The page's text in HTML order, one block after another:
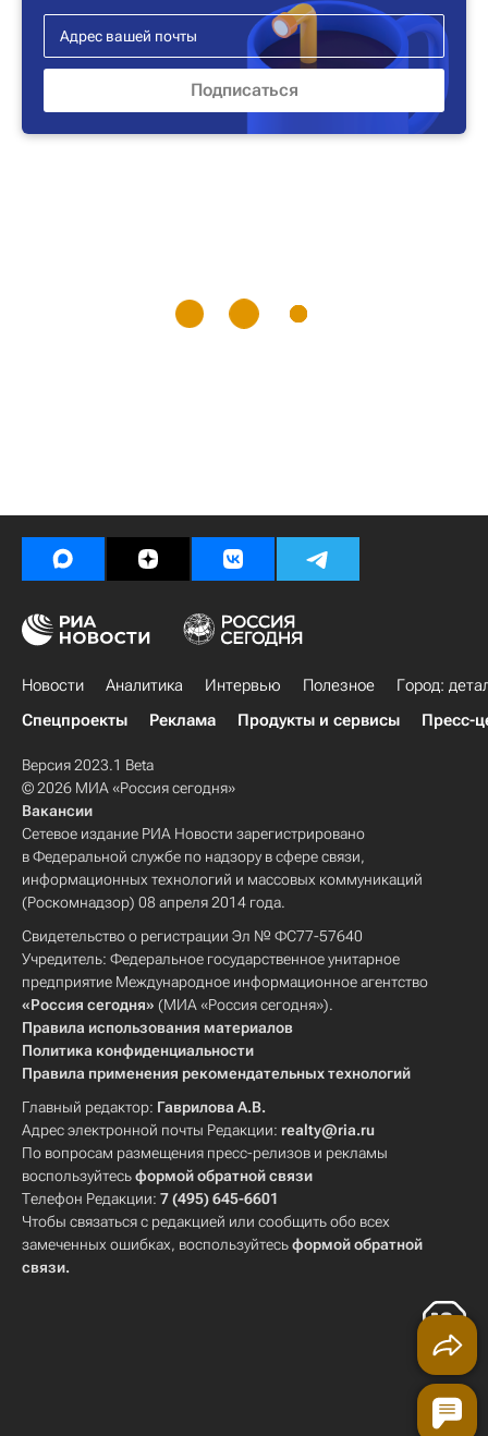
Новости Аналитика Интервью Полезное
Город:
Спецпроекты
Реклама Продукты и сервисы Пресс-
Версия 2023.1 Beta
© 2026 МИА «Россия сегодня»
Вакансии
Сетевое издание РИА Новости зарегистрировано
в Федеральной службе по надзору в сфере связи,
информационных технологий и массовых коммуникаций
(Роскомнадзор) 08 апреля 2014 года.
Свидетельство о регистрации Эл № ФС77-57640
Учредитель: Федеральное государственное унитарное
предприятие Международное информационное агентство
«Россия сегодня» (МИА «Россия сегодня»).
Правила использования материалов
Политика конфиденциальности
Правила применения рекомендательных технологий
Главный редактор: Гаврилова А.В.
Адрес электронной почты Редакции: realty@ria.ru
По вопросам размещения пресс-релизов и рекламы
воспользуйтесьформой обратной связи
Телефон Редакции: 7 (495) 645-6601
Чтобы связаться с редакцией или сообщить обо всех
замеченных ошибках, воспользуйтесьформой обратной
связи.